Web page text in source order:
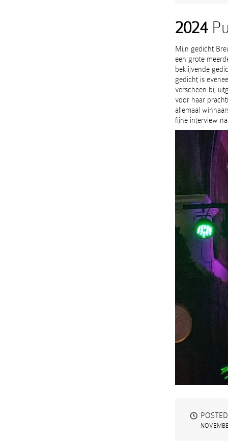
2024
Mijn gedicht
een grote
beklijvende
gedicht is
verscheen bij
voor haar
allemaal
fijne interview